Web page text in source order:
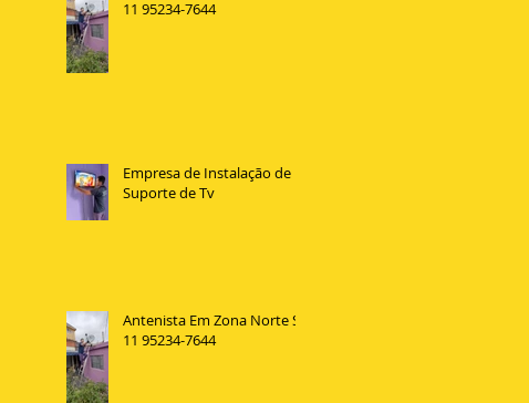
11 95234-7644
Empresa de Instalação de
Suporte de Tv
Antenista Em Zona Norte SP
11 95234-7644